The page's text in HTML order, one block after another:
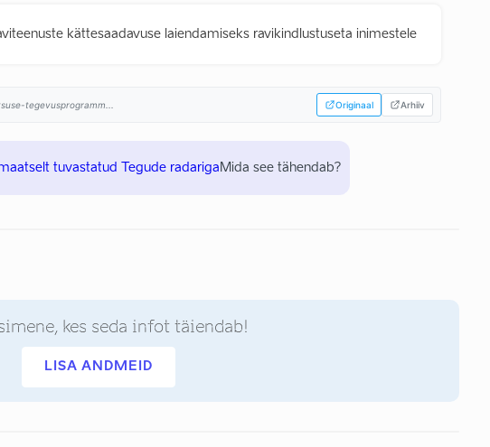
kättesaadavuse laiendamiseks ravikindlustuseta inimestele
tegevusprogramm... Originaal Arhiiv
tuvastatud Tegude radariga Mida see tähendab?
kes seda infot täiendab!
LISA ANDMEID